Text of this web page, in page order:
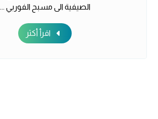
الصيفية الى مسبح الفوربي ...
اقرأ أكثر